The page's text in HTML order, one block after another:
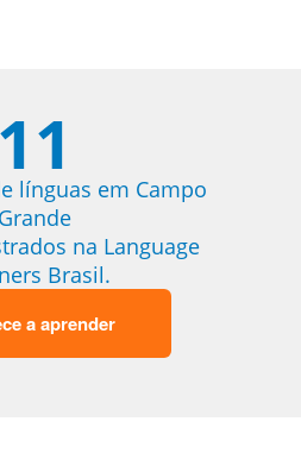
11
línguas em Campo
Grande
na Language
Brasil.
a aprender